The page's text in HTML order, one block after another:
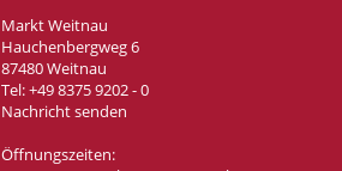
Markt Weitnau
Hauchenbergweg 6
87480 Weitnau
Tel:+49 8375 9202 - 0
Nachricht senden
Öffnungszeiten: